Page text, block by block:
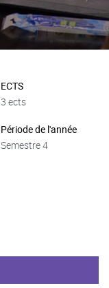
ECTS
3 ects
Période de l'année
Semestre 4